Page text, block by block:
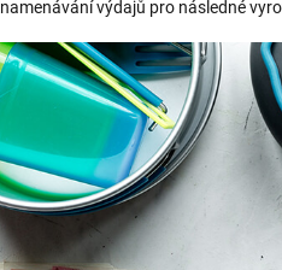
výdajů pro následné